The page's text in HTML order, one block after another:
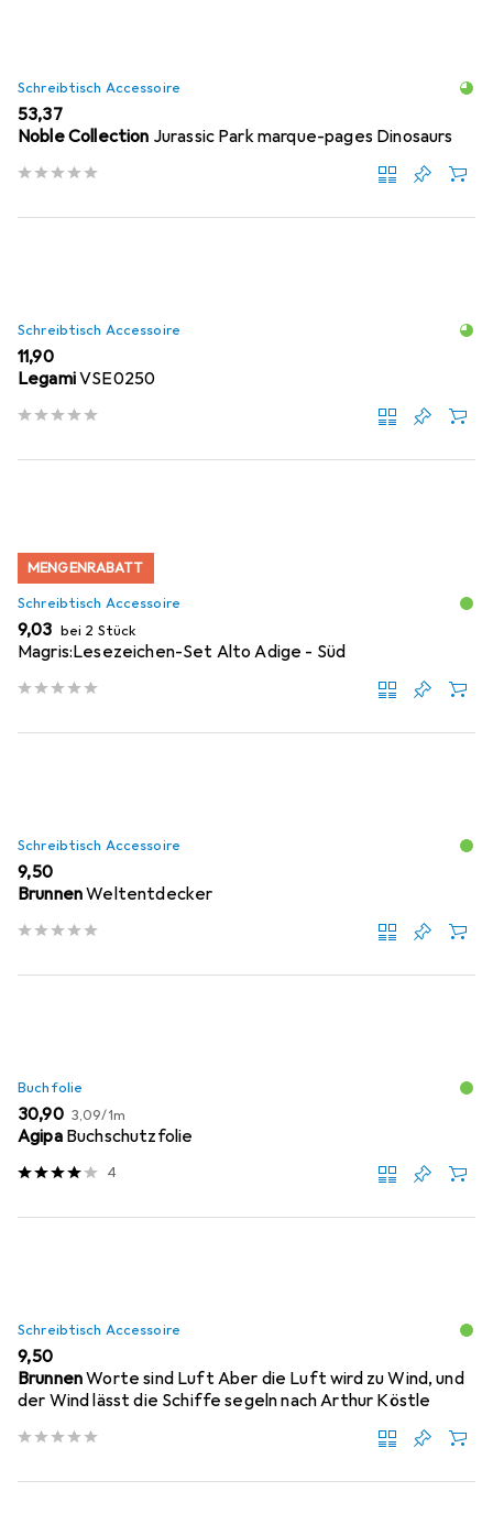
Schreibtisch Accessoire
EUR
53,37
Noble Collection Jurassic Park marque-pages Dinosaurs
Schreibtisch Accessoire
EUR
11,90
LegamiVSE0250
MENGENRABATT
Schreibtisch Accessoire
EUR
9,03 bei 2 Stück
Magris:Lesezeichen-Set Alto Adige - Süd
Schreibtisch Accessoire
EUR
9,50
BrunnenWeltentdecker
Buchfolie
EUR
30,90 EUR
3,09/1m
Agipa Buchschutzfolie
4
Schreibtisch Accessoire
EUR
9,50
BrunnenWorte sind Luft Aber die Luft wird zu Wind, und
der Wind lässt die Schiffe segeln nach Arthur Köstle